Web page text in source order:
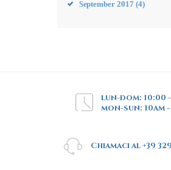
September2017 (4)
lun-dom: 10:00
mon-sun: 10am -
Chiamaci al +39